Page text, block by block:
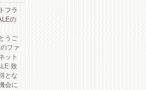
フラ
の
うご
ファ
ット
致
とな
会に